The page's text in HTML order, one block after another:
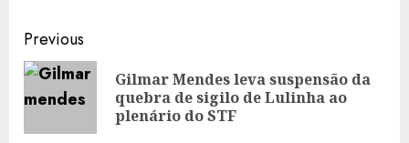
Post
navigation
Previous
Gilmar Mendes leva suspensão da
quebra de sigilo de Lulinha ao
plenário do STF